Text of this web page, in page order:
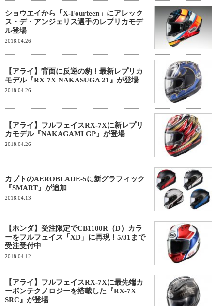
ショウエイから「X-Fourteen」にアレック
ス・デ・アンジェリス選手のレプリカモデ
ル登場
2018.04.26
【アライ】背面に反逆の豹！最新レプリカ
モデル『RX-7X NAKASUGA 21』が登場
2018.04.26
【アライ】フルフェイスRX-7Xに新レプリ
カモデル『NAKAGAMI GP』が登場
2018.04.26
カブトのAEROBLADE-5に新グラフィック
『SMART』が追加
2018.04.13
【ホンダ】受注限定でCB1100R（D）カラ
ーをフルフェイス「XD」に再現！5/31まで
受注受付中
2018.04.12
【アライ】フルフェイスRX-7Xに最先端カ
ーボンテクノロジーを搭載した『RX-7X
SRC』が登場